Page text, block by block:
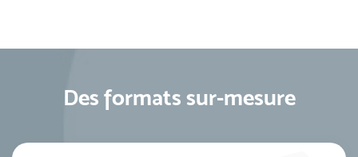
Des formats sur-mesure